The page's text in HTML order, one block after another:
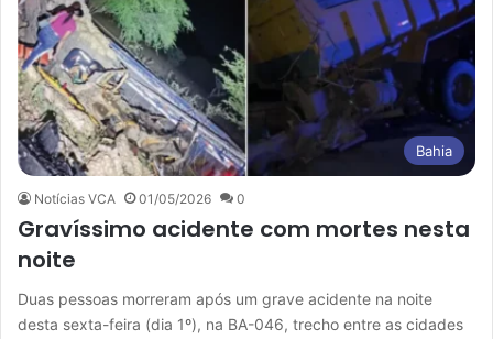
Bahia
Notícias VCA 01/05/2026 0
Gravíssimo acidente com mortes nesta
noite
Duas pessoas morreram após um grave acidente na noite
desta sexta-feira (dia 1º), na BA-046, trecho entre as cidades